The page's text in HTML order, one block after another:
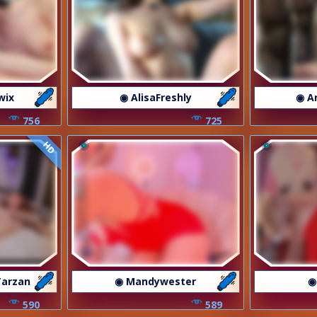
756
◉ AlisaFreshly
725
◉
HD
590
◉ Mandywester
589
◉